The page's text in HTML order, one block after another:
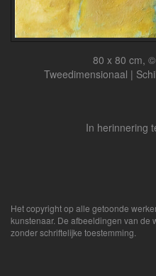
80 x 80 cm,
Tweedimensionaal |
In herinnering
Het copyright op alle getoonde
kunstenaar. De afbeeldingen van de
zonder schriftelijke toestemming.